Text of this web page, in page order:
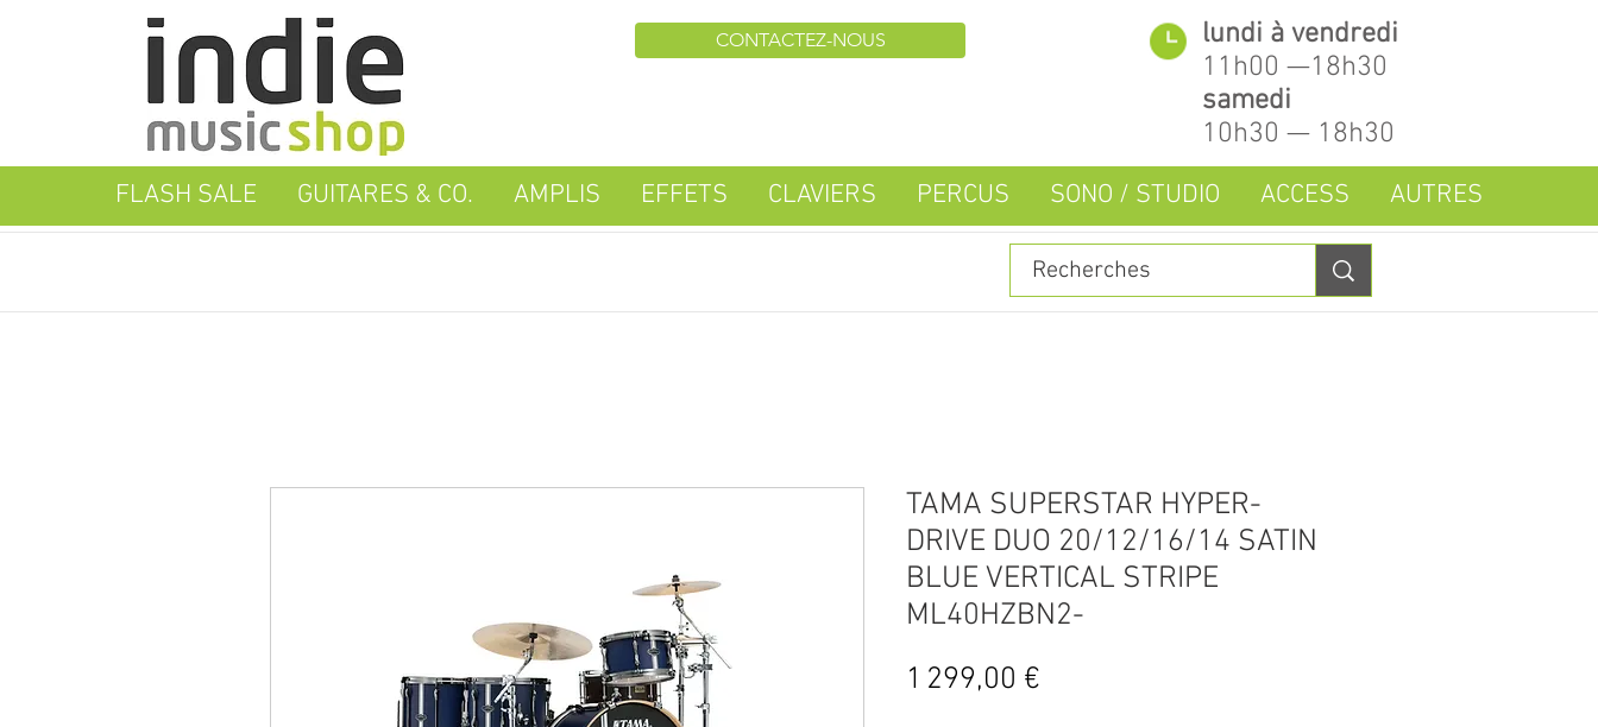
CONTACTEZ-NOUS
lundi à vendredi
11h00 —18h30
samedi
10h30 — 18h30
FLASH SALE GUITARES & CO. AMPLIS EFFETS CLAVIERS PERCUS SONO / STUDIO ACCESS AUTRES
TAMA SUPERSTAR HYPER-
DRIVE DUO 20/12/16/14 SATIN
BLUE VERTICAL STRIPE
ML40HZBN2-
1 299,00 €